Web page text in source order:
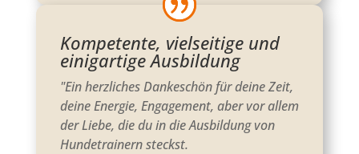
Kompetente, vielseitige und
einigartige Ausbildung
"Ein herzliches Dankeschön für deine Zeit,
deine Energie, Engagement, aber vor allem
der Liebe, die du in die Ausbildung von
Hundetrainern steckst.